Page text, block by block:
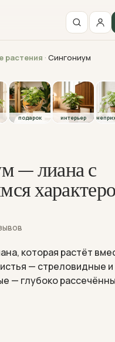
растения · Сингониум
подарок интерьер
— лиана с
которая растёт
— стреловидные и
— глубоко